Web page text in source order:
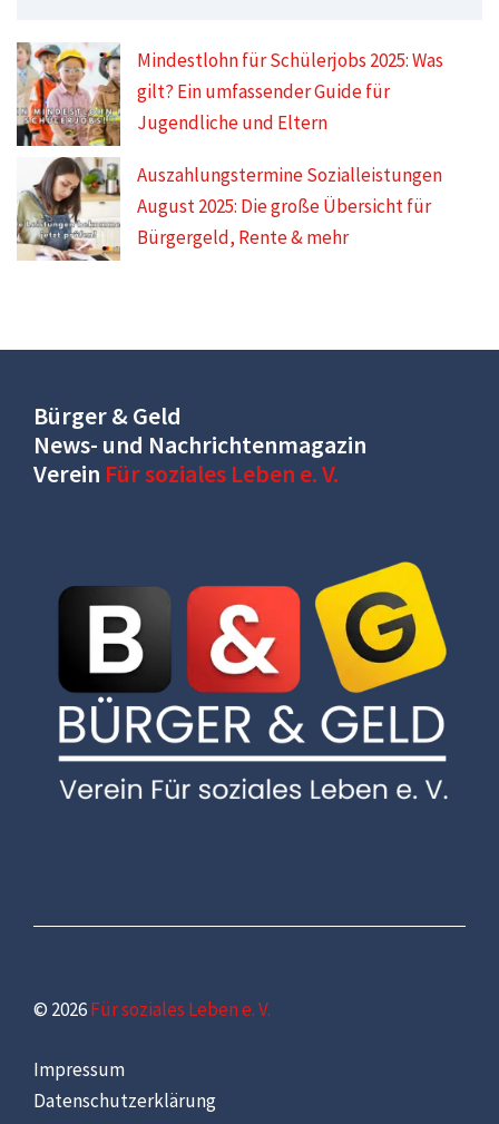
Mindestlohn für Schülerjobs 2025: Was
gilt? Ein umfassender Guide für
Jugendliche und Eltern
Auszahlungstermine Sozialleistungen
August 2025: Die große Übersicht für
Bürgergeld, Rente & mehr
Bürger & Geld
News- und Nachrichtenmagazin
Verein Für soziales Leben e. V.
© 2026Für soziales Leben e. V.
Impressum
Datenschutzerklärung